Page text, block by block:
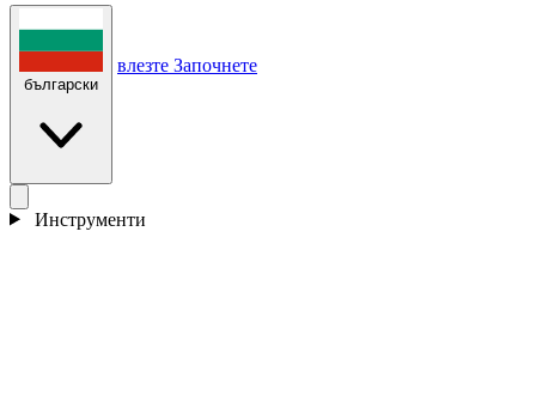
български
влезте Започнете
Инструменти